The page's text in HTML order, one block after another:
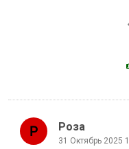
Роза
31 Октябрь 2025